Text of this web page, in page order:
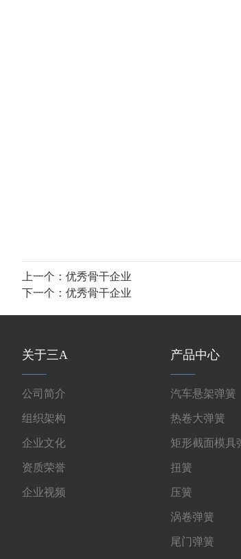
上一个： 优秀骨干企业
下一个： 优秀骨干企业
关于三A
公司简介
组织架构
企业文化
资质荣誉
企业视频
产品中心
汽车悬架弹簧
热卷大弹簧
矩形截面模具
扭簧
压簧
涡卷弹簧
尾门弹簧